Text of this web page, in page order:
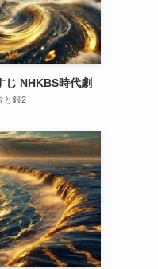
じ NHKBS時代劇
と銀2